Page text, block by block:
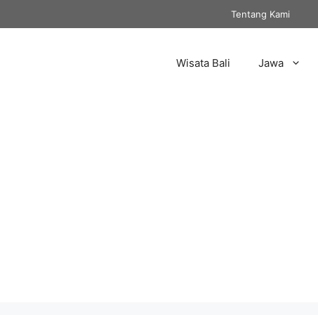
Tentang Kami
Wisata Bali Jawa